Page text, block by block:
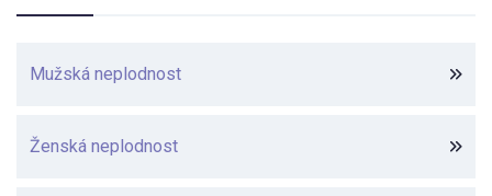
Mužská neplodnost
Ženská neplodnost